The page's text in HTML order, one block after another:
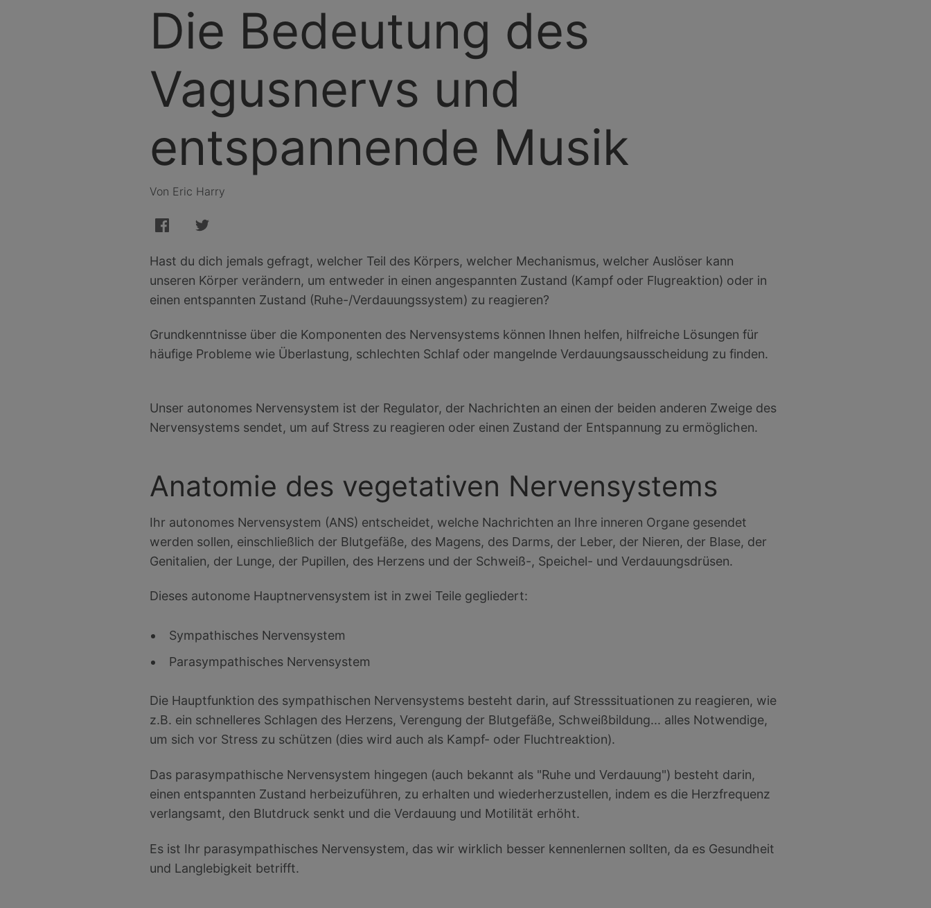
Die Bedeutung des
Vagusnervs und
entspannende Musik
Von Eric Harry
Hast du dich jemals gefragt, welcher Teil des Körpers, welcher Mechanismus, welcher Auslöser kann
unseren Körper verändern, um entweder in einen angespannten Zustand (Kampf oder Flugreaktion) oder in
einen entspannten Zustand (Ruhe-/Verdauungssystem) zu reagieren?
Grundkenntnisse über die Komponenten des Nervensystems können Ihnen helfen, hilfreiche Lösungen für
häufige Probleme wie Überlastung, schlechten Schlaf oder mangelnde Verdauungsausscheidung zu finden.
Unser autonomes Nervensystem ist der Regulator, der Nachrichten an einen der beiden anderen Zweige des
Nervensystems sendet, um auf Stress zu reagieren oder einen Zustand der Entspannung zu ermöglichen.
Anatomie des vegetativen Nervensystems
Ihr autonomes Nervensystem (ANS) entscheidet, welche Nachrichten an Ihre inneren Organe gesendet
werden sollen, einschließlich der Blutgefäße, des Magens, des Darms, der Leber, der Nieren, der Blase, der
Genitalien, der Lunge, der Pupillen, des Herzens und der Schweiß-, Speichel- und Verdauungsdrüsen.
Dieses autonome Hauptnervensystem ist in zwei Teile gegliedert:
Sympathisches Nervensystem
Parasympathisches Nervensystem
Die Hauptfunktion des sympathischen Nervensystems besteht darin, auf Stresssituationen zu reagieren, wie
z.B. ein schnelleres Schlagen des Herzens, Verengung der Blutgefäße, Schweißbildung... alles Notwendige,
um sich vor Stress zu schützen (dies wird auch als Kampf- oder Fluchtreaktion).
Das parasympathische Nervensystem hingegen (auch bekannt als "Ruhe und Verdauung") besteht darin,
einen entspannten Zustand herbeizuführen, zu erhalten und wiederherzustellen, indem es die Herzfrequenz
verlangsamt, den Blutdruck senkt und die Verdauung und Motilität erhöht.
Es ist Ihr parasympathisches Nervensystem, das wir wirklich besser kennenlernen sollten, da es Gesundheit
und Langlebigkeit betrifft.